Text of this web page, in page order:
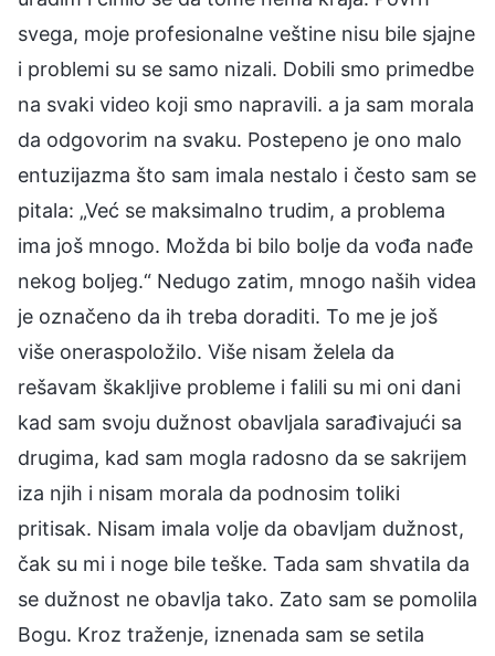
svega, moje profesionalne veštine nisu bile sjajne
i problemi su se samo nizali. Dobili smo primedbe
na svaki video koji smo napravili. a ja sam morala
da odgovorim na svaku. Postepeno je ono malo
entuzijazma što sam imala nestalo i često sam se
pitala: „Već se maksimalno trudim, a problema
ima još mnogo. Možda bi bilo bolje da vođa nađe
nekog boljeg.“ Nedugo zatim, mnogo naših videa
je označeno da ih treba doraditi. To me je još
više oneraspoložilo. Više nisam želela da
rešavam škakljive probleme i falili su mi oni dani
kad sam svoju dužnost obavljala sarađivajući sa
drugima, kad sam mogla radosno da se sakrijem
iza njih i nisam morala da podnosim toliki
pritisak. Nisam imala volje da obavljam dužnost,
čak su mi i noge bile teške. Tada sam shvatila da
se dužnost ne obavlja tako. Zato sam se pomolila
Bogu. Kroz traženje, iznenada sam se setila